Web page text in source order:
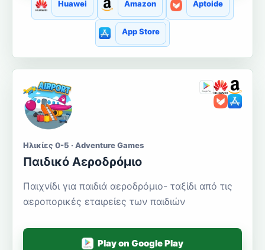
Huawei Amazon Aptoide
App Store
Ηλικίες 0-5 · Adventure Games
Παιδικό Αεροδρόμιο
Παιχνίδι για παιδιά αεροδρόμιο- ταξίδι από τις
αεροπορικές εταιρείες των παιδιών
Play on Google Play